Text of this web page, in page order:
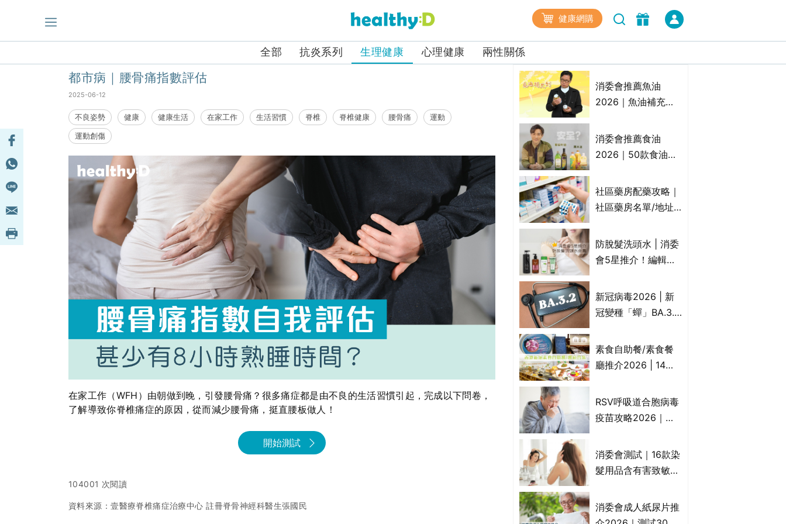
健康網購
全部 抗炎系列 生理健康 心理健康 兩性關係
都市病｜腰骨痛指數評估
2025-06-12
不良姿勢 健康 健康生活 在家工作 生活習慣 脊椎 脊椎健康 腰骨痛
運動
運動創傷
在家工作（WFH）由朝做到晚，引發腰骨痛？很多痛症都是由不良的生活習慣引起，完成以下問卷，
了解導致你脊椎痛症的原因，從而減少腰骨痛，挺直腰板做人！
開始測試
104001 次閱讀
資料來源：壹醫療脊椎痛症治療中心 註冊脊骨神經科醫生張國民
消委會推薦魚油
2026｜魚油補充劑
名單｜附1款國際魚
油標準5星認證 針對
消委會推薦食油
2026｜50款食油評
物｜21款健康煮食油
總評達5星滿分名單
花籽油/花生油等)
社區藥房配藥攻略｜
社區藥房名單/地址/
法一覽表｜社區藥房
是甚麼？可以申請藥
防脫髮洗頭水 | 消委
會5星推介！編輯加
比較：位元堂、呂、
PANTOGAR、純素
新冠病毒2026 | 新
冠變種「蟬」BA.3.2
播、風險與預防方法
一文睇
素食自助餐/素食餐
廳推介2026 | 14間
中式/印度/東南亞/港
式/Fusion素食齋菜
RSV呼吸道合胞病毒
疫苗攻略2026｜
高危？RSV疫苗價錢
比較、打針後反應處
消委會測試｜16款染
髮用品含有害致敏物
介!50惠、Return回
本、Furnte、Rerise
消委會成人紙尿片推